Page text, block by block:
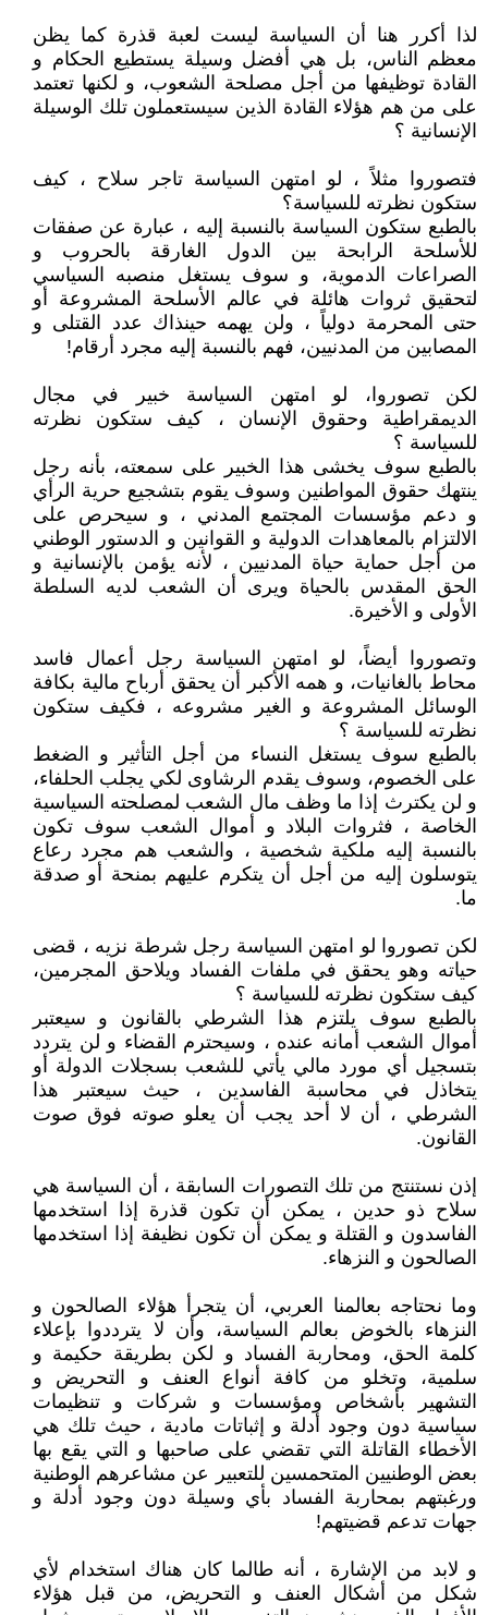
لذا أكرر هنا أن السياسة ليست لعبة قذرة كما يظن
معظم الناس، بل هي أفضل وسيلة يستطيع الحكام و
القادة توظيفها من أجل مصلحة الشعوب، و لكنها تعتمد
على من هم هؤلاء القادة الذين سيستعملون تلك الوسيلة
الإنسانية ؟
فتصوروا مثلاً ، لو امتهن السياسة تاجر سلاح ، كيف
ستكون نظرته للسياسة؟
بالطبع ستكون السياسة بالنسبة إليه ، عبارة عن صفقات
للأسلحة الرابحة بين الدول الغارقة بالحروب و
الصراعات الدموية، و سوف يستغل منصبه السياسي
لتحقيق ثروات هائلة في عالم الأسلحة المشروعة أو
حتى المحرمة دولياً ، ولن يهمه حينذاك عدد القتلى و
المصابين من المدنيين، فهم بالنسبة إليه مجرد أرقام!
لكن تصوروا، لو امتهن السياسة خبير في مجال
الديمقراطية وحقوق الإنسان ، كيف ستكون نظرته
للسياسة ؟
بالطبع سوف يخشى هذا الخبير على سمعته، بأنه رجل
ينتهك حقوق المواطنين وسوف يقوم بتشجيع حرية الرأي
و دعم مؤسسات المجتمع المدني ، و سيحرص على
الالتزام بالمعاهدات الدولية و القوانين و الدستور الوطني
من أجل حماية حياة المدنيين ، لأنه يؤمن بالإنسانية و
الحق المقدس بالحياة ويرى أن الشعب لديه السلطة
الأولى و الأخيرة.
وتصوروا أيضاً، لو امتهن السياسة رجل أعمال فاسد
محاط بالغانيات، و همه الأكبر أن يحقق أرباح مالية بكافة
الوسائل المشروعة و الغير مشروعه ، فكيف ستكون
نظرته للسياسة ؟
بالطبع سوف يستغل النساء من أجل التأثير و الضغط
على الخصوم، وسوف يقدم الرشاوى لكي يجلب الحلفاء،
و لن يكترث إذا ما وظف مال الشعب لمصلحته السياسية
الخاصة ، فثروات البلاد و أموال الشعب سوف تكون
بالنسبة إليه ملكية شخصية ، والشعب هم مجرد رعاع
يتوسلون إليه من أجل أن يتكرم عليهم بمنحة أو صدقة
ما.
لكن تصوروا لو امتهن السياسة رجل شرطة نزيه ، قضى
حياته وهو يحقق في ملفات الفساد ويلاحق المجرمين،
كيف ستكون نظرته للسياسة ؟
بالطبع سوف يلتزم هذا الشرطي بالقانون و سيعتبر
أموال الشعب أمانه عنده ، وسيحترم القضاء و لن يتردد
بتسجيل أي مورد مالي يأتي للشعب بسجلات الدولة أو
يتخاذل في محاسبة الفاسدين ، حيث سيعتبر هذا
الشرطي ، أن لا أحد يجب أن يعلو صوته فوق صوت
القانون.
إذن نستنتج من تلك التصورات السابقة ، أن السياسة هي
سلاح ذو حدين ، يمكن أن تكون قذرة إذا استخدمها
الفاسدون و القتلة و يمكن أن تكون نظيفة إذا استخدمها
الصالحون و النزهاء.
وما نحتاجه بعالمنا العربي، أن يتجرأ هؤلاء الصالحون و
النزهاء بالخوض بعالم السياسة، وأن لا يترددوا بإعلاء
كلمة الحق، ومحاربة الفساد و لكن بطريقة حكيمة و
سلمية، وتخلو من كافة أنواع العنف و التحريض و
التشهير بأشخاص ومؤسسات و شركات و تنظيمات
سياسية دون وجود أدلة و إثباتات مادية ، حيث تلك هي
الأخطاء القاتلة التي تقضي على صاحبها و التي يقع بها
بعض الوطنيين المتحمسين للتعبير عن مشاعرهم الوطنية
ورغبتهم بمحاربة الفساد بأي وسيلة دون وجود أدلة و
جهات تدعم قضيتهم!
و لابد من الإشارة ، أنه طالما كان هناك استخدام لأي
شكل من أشكال العنف و التحريض، من قبل هؤلاء